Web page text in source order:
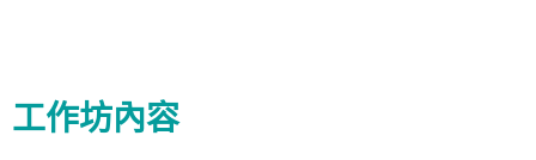
工作坊內容